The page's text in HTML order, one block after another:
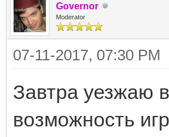
Governor
Moderator
07-11-2017, 07:30 PM
Завтра уезжаю
возможность